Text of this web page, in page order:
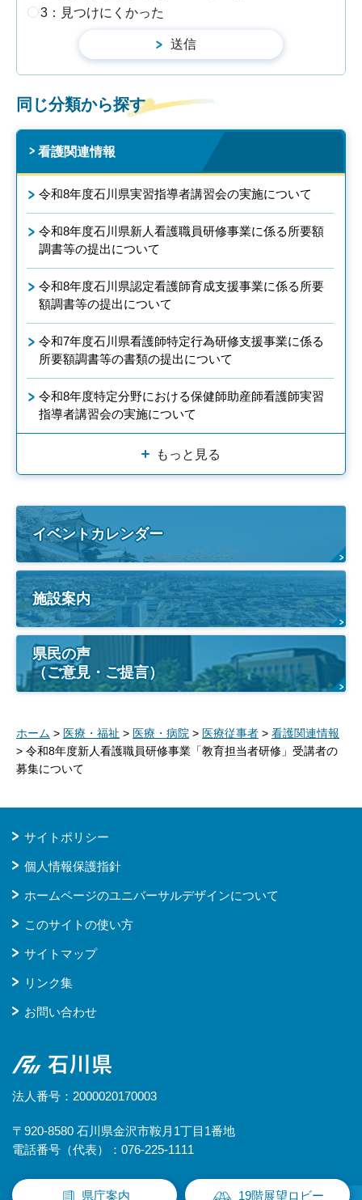
3：見つけにくかった
同じ分類から探す
看護関連情報
令和8年度石川県実習指導者講習会の実施について
令和8年度石川県新人看護職員研修事業に係る所要額
調書等の提出について
令和8年度石川県認定看護師育成支援事業に係る所要
額調書等の提出について
令和7年度石川県看護師特定行為研修支援事業に係る
所要額調書等の書類の提出について
令和8年度特定分野における保健師助産師看護師実習
指導者講習会の実施について
もっと見る
イベントカレンダー
施設案内
県民の声
（ご意見・ご提言）
ホーム > 医療・福祉 > 医療・病院 > 医療従事者 > 看護関連情報
> 令和8年度新人看護職員研修事業「教育担当者研修」受講者の
募集について
サイトポリシー
個人情報保護指針
ホームページのユニバーサルデザインについて
このサイトの使い方
サイトマップ
リンク集
お問い合わせ
石川県
法人番号：2000020170003
〒920-8580 石川県金沢市鞍月1丁目1番地
電話番号（代表）：076-225-1111
県庁案内 19階展望ロビー